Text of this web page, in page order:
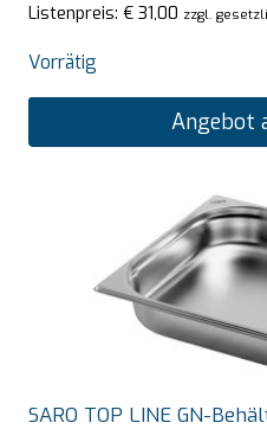
Listenpreis: € 31,00 zzgl.
Vorrätig
Angebot
SARO TOP LINE GN-